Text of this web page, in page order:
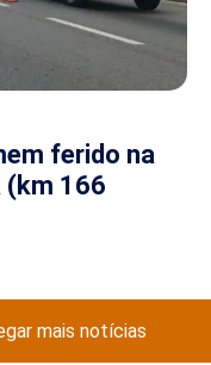
ferido na
(km 166
mais notícias